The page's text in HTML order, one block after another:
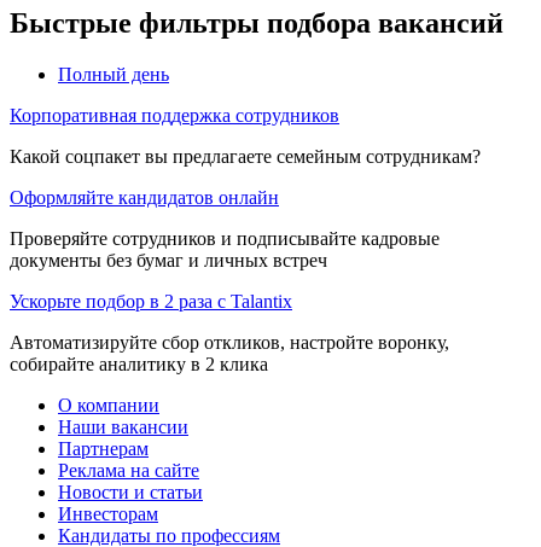
Быстрые фильтры подбора вакансий
Полный день
Корпоративная поддержка сотрудников
Какой соцпакет вы предлагаете семейным сотрудникам?
Оформляйте кандидатов онлайн
Проверяйте сотрудников и подписывайте кадровые
документы без бумаг и личных встреч
Ускорьте подбор в 2 раза с Talantix
Автоматизируйте сбор откликов, настройте воронку,
собирайте аналитику в 2 клика
О компании
Наши вакансии
Партнерам
Реклама на сайте
Новости и статьи
Инвесторам
Кандидаты по профессиям